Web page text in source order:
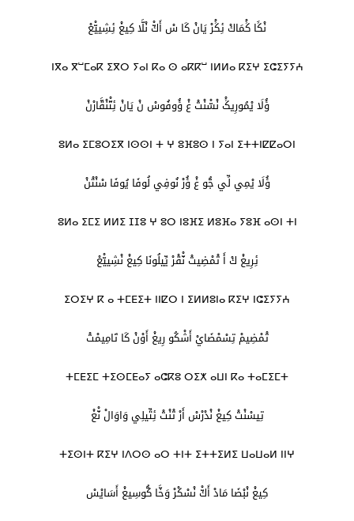
نْݣَا ݣْمَاكْ ئِݣْرْ يَانْ كَا سْ أَكّْ نْلَّا كِيغْ ئِشِييّْعْ
ⵏⴳⴰ ⴳⵯⵎⴰⴽ ⵉⴳⵔ ⵢⴰⵏ ⴽⴰ ⵙ ⴰⴽⴽⵯ ⵏⵍⵍⴰ ⴽⵉⵖ ⵉⵛⵉⵢⵢⵄ
ؤُلَا يْمُورِيݣْ نْسّْنْتْ غْ ؤُوفُوسْ نْ يَانْ ئِتّْنْقَّارْنْ
ⵓⵍⴰ ⵉⵎⵓⵔⵉⴳ ⵏⵙⵙⵏ ⵜ ⵖ ⵓⴼⵓⵙ ⵏ ⵢⴰⵏ ⵉⵜⵜⵏⵇⵇⴰⵔⵏ
ؤُلَا يْمِي لِّي جُّو غْ ؤُرْ نُوفِي لُوفَا يُوفَا سْنْتْنْ
ⵓⵍⴰ ⵉⵎⵉ ⵍⵍⵉ ⵊⵊⵓ ⵖ ⵓⵔ ⵏⵓⴼⵉ ⵍⵓⴼⴰ ⵢⵓⴼ ⴰⵙⵏ ⵜⵏ
ئِرِيغْ كْ أَ تْمْضِيتْ نّْقْرْ يِّيلُونَا كِيغْ نْشِييّْعْ
ⵉⵔⵉⵖ ⴽ ⴰ ⵜⵎⴹⵉⵜ ⵏⵏⵇⵔ ⵏ ⵉⵍⵍⵓⵏⴰ ⴽⵉⵖ ⵏⵛⵉⵢⵢⵄ
تْمْضِيمْ تِسْمْضَايْ أَشْكُو رِيغْ أَوْنْ كَا تَامِيمْتْ
ⵜⵎⴹⵉⵎ ⵜⵉⵙⵎⴹⴰⵢ ⴰⵛⴽⵓ ⵔⵉⵅ ⴰⵡⵏ ⴽⴰ ⵜⴰⵎⵉⵎⵜ
تِيسْنْتْ كِيغْ نْدْرْسْ أَرْ تْنْتْ ئِتِّيلِي وَاوَالْ نّْغْ
ⵜⵉⵙⵏⵜ ⴽⵉⵖ ⵏⴷⵔⵙ ⴰⵔ ⵜⵏⵜ ⵉⵜⵜⵉⵍⵉ ⵡⴰⵡⴰⵍ ⵏⵏⵖ
كِيغْ نْبْضَا مَادْ أَكّْ نْسْكْرْ وَخَّا كُّوسِيغْ أَسَايْسْ